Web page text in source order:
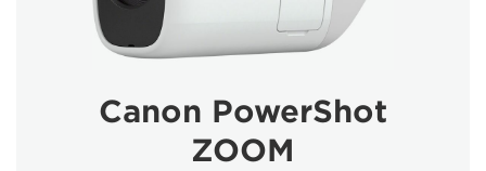
Canon PowerShot
ZOOM